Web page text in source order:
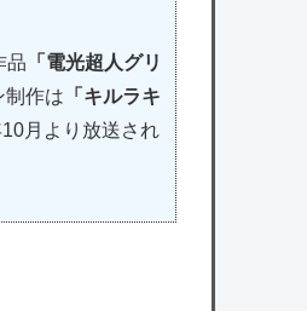
品 「電光超人グリ
制作は 「キルラキ
月より放送され